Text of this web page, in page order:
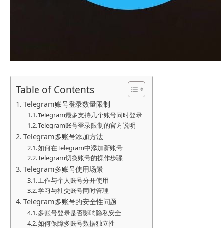
Table of Contents
Telegram账号登录数量限制
Telegram最多支持几个账号同时登录
Telegram账号登录限制的官方说明
Telegram多账号添加方法
如何在Telegram中添加新账号
Telegram切换账号的操作步骤
Telegram多账号使用场景
工作与个人账号分开使用
学习与社交账号同时管理
Telegram多账号的安全性问题
多账号登录是否影响隐私安全
如何保障多账号数据独立性